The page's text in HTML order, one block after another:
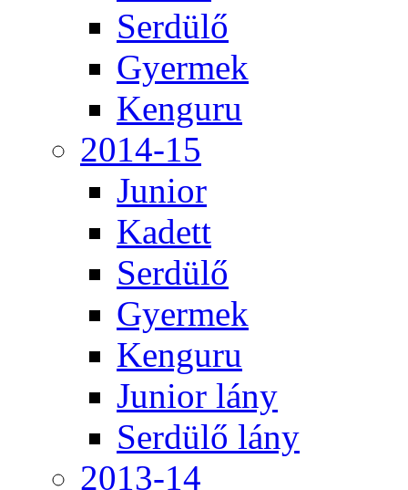
Serdülő
Gyermek
Kenguru
2014-15
Junior
Kadett
Serdülő
Gyermek
Kenguru
Junior lány
Serdülő lány
2013-14